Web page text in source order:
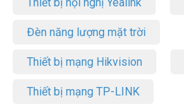
Đèn năng lượng mặt trời
Thiết bị mạng Hikvision
Thiết bị mạng TP-LINK